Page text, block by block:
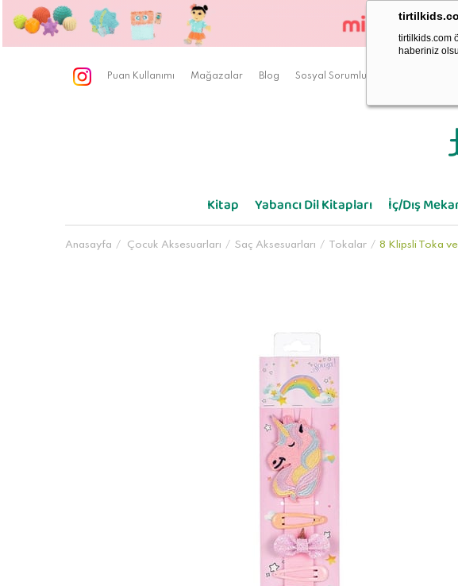
tirtilkids.com
haberiniz
Puan Kullanımı Mağazalar Blog Sosyal Sorumluluk
Kitap Yabancı Dil Kitapları İç/Dış
Anasayfa Çocuk Aksesuarları Saç Aksesuarları Tokalar 8 Klipsli Toka ve